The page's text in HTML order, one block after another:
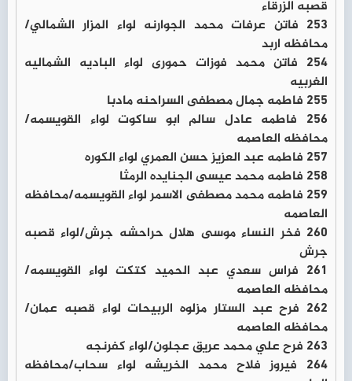
قصبه الزرقاء
253 فاتن عرفات محمد الجوارنه لواء المزار الشمالي/
محافظه اربد
254 فاتن محمد فوزات حمورى لواء الباديه الشماليه
الغربيه
255 فاطمه جمال مصطفى السراحنه مادبا
256 فاطمه عادل سالم ابو ساكوت لواء القويسمه/
محافظه العاصمه
257 فاطمه عبد العزيز حسن العمري لواء الكوره
258 فاطمه محمد عيسى الجنايده الرمثا
259 فاطمه محمد مصطفى الاسمر لواء القويسمه/محافظه
العاصمه
260 فخر النساء موسى هلال حراحشه جرش/لواء قصبه
جرش
261 فراس سعدي عبد الحميد كتكت لواء القويسمه/
محافظه العاصمه
262 فرح عبد الستار مزلوه الربيحات لواء قصبه عمان/
محافظه العاصمه
263 فرح علي محمد عريق عجلون/لواء كفرنجه
264 فيروز فلاح محمد الخريشه لواء سحاب/محافظه